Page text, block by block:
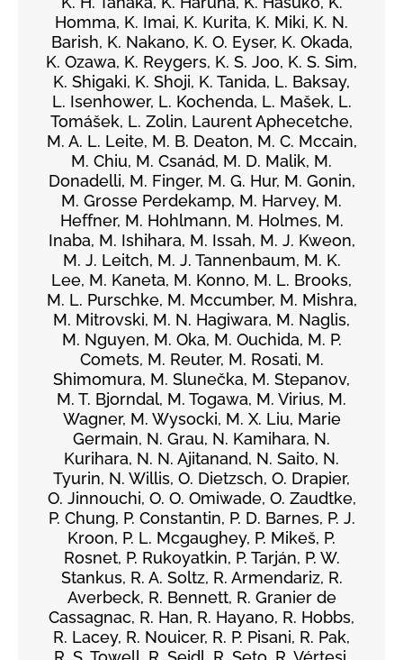
Homma, K. Imai, K. Kurita, K. Miki, K. N.
Barish, K. Nakano, K. O. Eyser, K. Okada,
K. Ozawa, K. Reygers, K. S. Joo, K. S. Sim,
K. Shigaki, K. Shoji, K. Tanida, L. Baksay,
L. Isenhower, L. Kochenda, L. Mašek, L.
Tomášek, L. Zolin, Laurent Aphecetche,
M. A. L. Leite, M. B. Deaton, M. C. Mccain,
M. Chiu, M. Csanád, M. D. Malik, M.
Donadelli, M. Finger, M. G. Hur, M. Gonin,
M. Grosse Perdekamp, M. Harvey, M.
Heffner, M. Hohlmann, M. Holmes, M.
Inaba, M. Ishihara, M. Issah, M. J. Kweon,
M. J. Leitch, M. J. Tannenbaum, M. K.
Lee, M. Kaneta, M. Konno, M. L. Brooks,
M. L. Purschke, M. Mccumber, M. Mishra,
M. Mitrovski, M. N. Hagiwara, M. Naglis,
M. Nguyen, M. Oka, M. Ouchida, M. P.
Comets, M. Reuter, M. Rosati, M.
Shimomura, M. Slunečka, M. Stepanov,
M. T. Bjorndal, M. Togawa, M. Virius, M.
Wagner, M. Wysocki, M. X. Liu, Marie
Germain, N. Grau, N. Kamihara, N.
Kurihara, N. N. Ajitanand, N. Saito, N.
Tyurin, N. Willis, O. Dietzsch, O. Drapier,
O. Jinnouchi, O. O. Omiwade, O. Zaudtke,
P. Chung, P. Constantin, P. D. Barnes, P. J.
Kroon, P. L. Mcgaughey, P. Mikeš, P.
Rosnet, P. Rukoyatkin, P. Tarján, P. W.
Stankus, R. A. Soltz, R. Armendariz, R.
Averbeck, R. Bennett, R. Granier de
Cassagnac, R. Han, R. Hayano, R. Hobbs,
R. Lacey, R. Nouicer, R. P. Pisani, R. Pak,